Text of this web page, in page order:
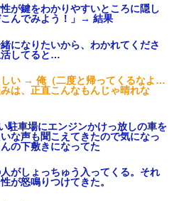
が鍵をわかりやすいところに隠し
んでみよう！」→ 結果
になりたいから、わかれてくださ
してると…
い → 俺（二度と帰ってくるなよ…
は、正直こんなもんじゃ晴れな
駐車場にエンジンかけっ放しの車を
な声も聞こえてきたので気になっ
の下敷きになってた
がしょっちゅう入ってくる。それ
が怒鳴りつけてきた。